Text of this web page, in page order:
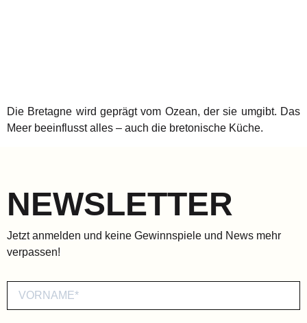
Die Bretagne wird geprägt vom Ozean, der sie umgibt. Das
Meer beeinflusst alles – auch die bretonische Küche.
NEWSLETTER
Jetzt anmelden und keine Gewinnspiele und News mehr
verpassen!